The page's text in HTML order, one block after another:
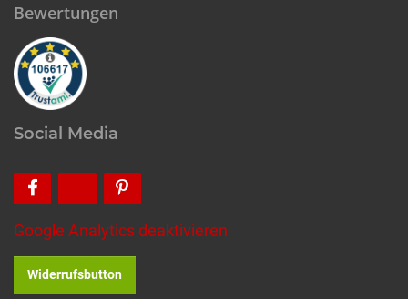
Bewertungen
Social Media
Google Analytics deaktivieren
Widerrufsbutton